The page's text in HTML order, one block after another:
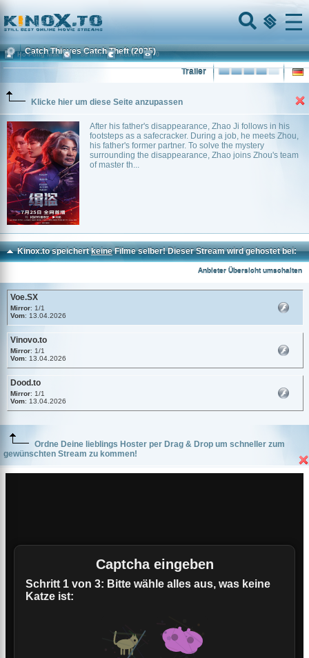
Home
Menu
Catch Thieves Catch Theft (2025)
Trailer
Klicke hier um diese Seite anzupassen
After his father's disappearance, Zhao Ji follows in his
footsteps as a safecracker. During a job, he meets Zhou,
his father's former partner. To solve the mystery
surrounding the disappearance, Zhao joins Zhou's team
of master th...
Ho-Pong Mak ~ 86 min. Action 0
Kinox.to speichertkeineFilme selber! Dieser Stream wird gehostet bei:
Anbieter Übersicht umschalten
Voe.SX
Mirror: 1/1
Vom: 13.04.2026
Vinovo.to
Mirror: 1/1
Vom: 13.04.2026
Dood.to
Mirror: 1/1
Vom: 13.04.2026
Ordne Deine lieblings Hoster per Drag & Drop um schneller zum
gewünschten Stream zu kommen!